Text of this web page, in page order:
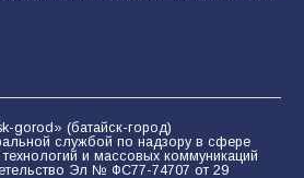
gorod» (батайск-город)
службой по надзору в сфере
и массовых коммуникаций
Эл № ФС77-74707 от 29